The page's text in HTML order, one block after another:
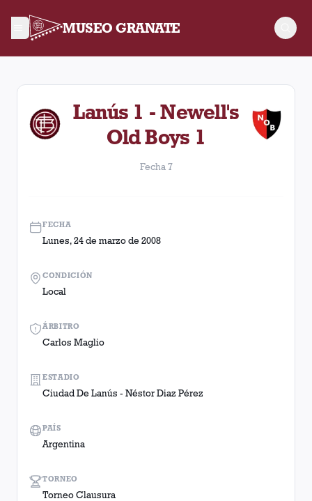
MUSEO GRANATE
Fecha 7. Partido entre Lanús y Newell's Old Boys
Lanús 1 - Newell's
Old Boys 1
Fecha 7
FECHA
Lunes, 24 de marzo de 2008
ÁRBITRO
Carlos Maglio
TORNEO
Torneo Clausura
CONDICIÓN
Local
ESTADIO
Ciudad De Lanús - Néstor Diaz Pérez
PAÍS
Argentina